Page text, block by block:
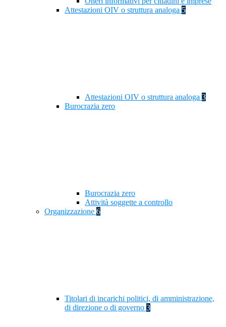
Attestazioni OIV o struttura analoga 5
Attestazioni OIV o struttura analoga 3
Burocrazia zero
Burocrazia zero
Attività soggette a controllo
Organizzazione 6
Titolari di incarichi politici, di amministrazione,
di direzione o di governo 3